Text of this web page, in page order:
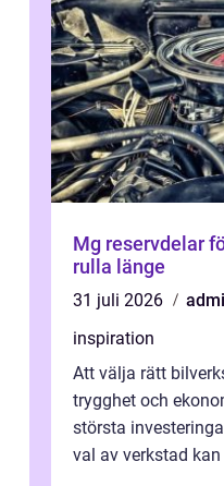
Mg reservdelar
rulla länge
31 juli 2026
inspiration
Att välja rätt
trygghet och
största
val av verkstad kan